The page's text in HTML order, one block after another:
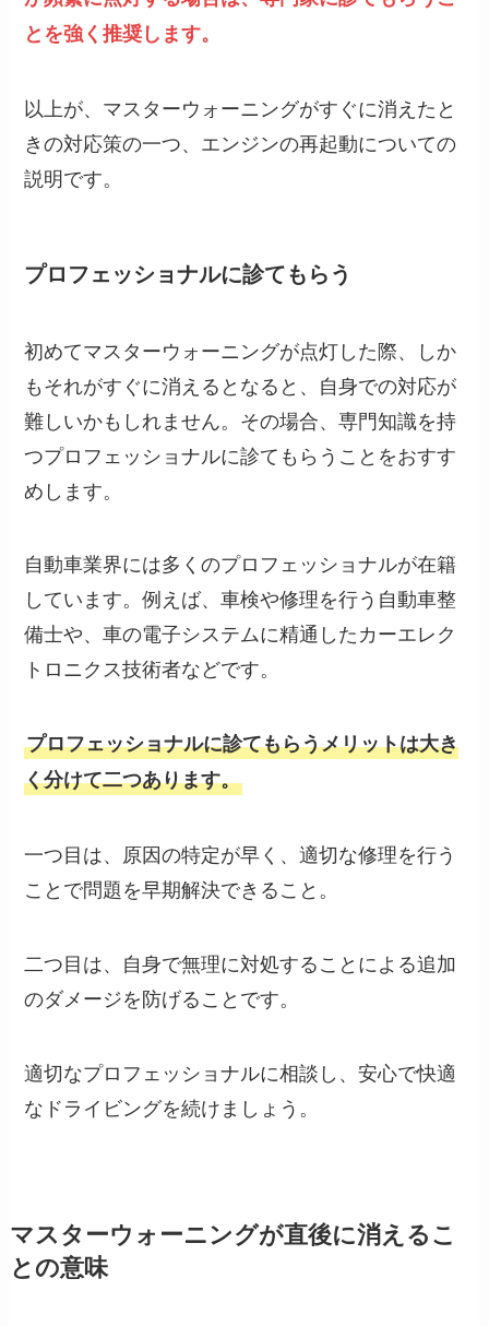
とを強く推奨します。
以上が、マスターウォーニングがすぐに消えたと
きの対応策の一つ、エンジンの再起動についての
説明です。
プロフェッショナルに診てもらう
初めてマスターウォーニングが点灯した際、しか
もそれがすぐに消えるとなると、自身での対応が
難しいかもしれません。その場合、専門知識を持
つプロフェッショナルに診てもらうことをおすす
めします。
自動車業界には多くのプロフェッショナルが在籍
しています。例えば、車検や修理を行う自動車整
備士や、車の電子システムに精通したカーエレク
トロニクス技術者などです。
プロフェッショナルに診てもらうメリットは大き
く分けて二つあります。
一つ目は、原因の特定が早く、適切な修理を行う
ことで問題を早期解決できること。
二つ目は、自身で無理に対処することによる追加
のダメージを防げることです。
適切なプロフェッショナルに相談し、安心で快適
なドライビングを続けましょう。
マスターウォーニングが直後に消えるこ
との意味